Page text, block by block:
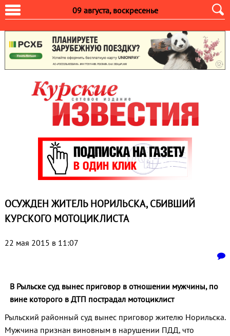
09 августа, воскресенье
ОСУЖДЕН ЖИТЕЛЬ НОРИЛЬСКА, СБИВШИЙ
КУРСКОГО МОТОЦИКЛИСТА
22 мая 2015 в 11:07
В Рыльске суд вынес приговор в отношении мужчины, по
вине которого в ДТП пострадал мотоциклист
Рыльский районный суд вынес приговор жителю Норильска.
Мужчина признан виновным в нарушении ПДД, что